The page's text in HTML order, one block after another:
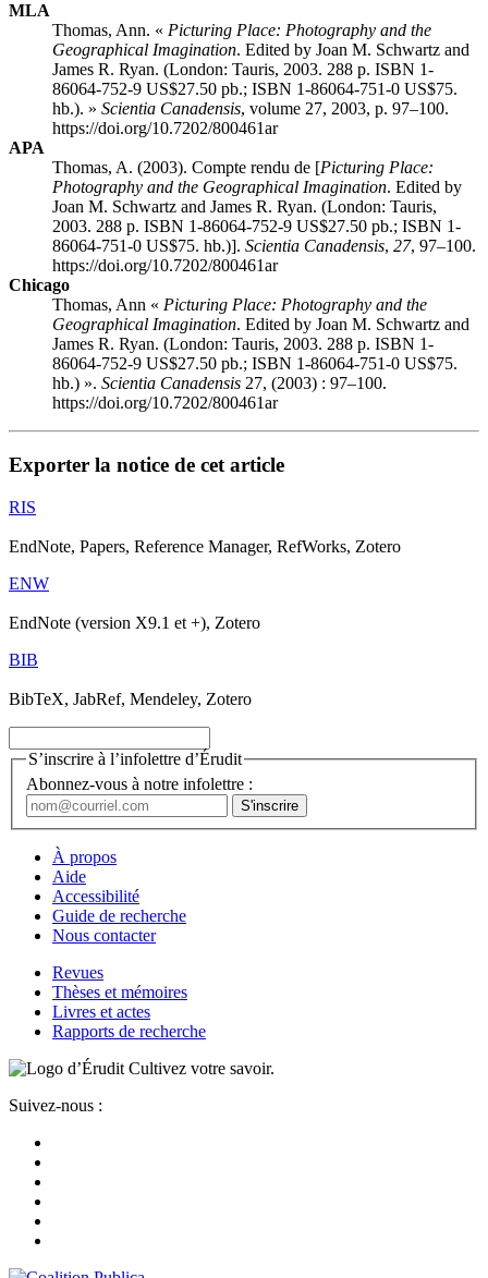
MLA
Thomas, Ann. « Picturing Place: Photography and the
Geographical Imagination. Edited by Joan M. Schwartz and
James R. Ryan. (London: Tauris, 2003. 288 p. ISBN 1-
86064-752-9 US$27.50 pb.; ISBN 1-86064-751-0 US$75.
hb.). » Scientia Canadensis, volume 27, 2003, p. 97–100.
https://doi.org/10.7202/800461ar
APA
Thomas, A. (2003). Compte rendu de [Picturing Place:
Photography and the Geographical Imagination. Edited by
Joan M. Schwartz and James R. Ryan. (London: Tauris,
2003. 288 p. ISBN 1-86064-752-9 US$27.50 pb.; ISBN 1-
86064-751-0 US$75. hb.)]. Scientia Canadensis, 27, 97–100.
https://doi.org/10.7202/800461ar
Chicago
Thomas, Ann « Picturing Place: Photography and the
Geographical Imagination. Edited by Joan M. Schwartz and
James R. Ryan. (London: Tauris, 2003. 288 p. ISBN 1-
86064-752-9 US$27.50 pb.; ISBN 1-86064-751-0 US$75.
hb.) ». Scientia Canadensis 27, (2003) : 97–100.
https://doi.org/10.7202/800461ar
Exporter la notice de cet article
RIS
EndNote, Papers, Reference Manager, RefWorks, Zotero
ENW
EndNote (version X9.1 et +), Zotero
BIB
BibTeX, JabRef, Mendeley, Zotero
S’inscrire à l’infolettre d’Érudit
Abonnez-vous à notre infolettre :
À propos
Aide
Accessibilité
Guide de recherche
Nous contacter
Revues
Thèses et mémoires
Livres et actes
Rapports de recherche
Cultivez votre savoir.
Suivez-nous :